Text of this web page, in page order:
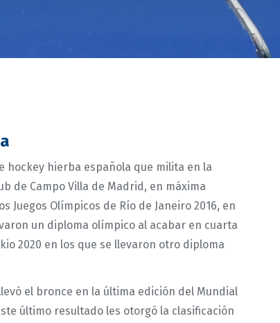
hockey hierba española que milita en la
de Campo Villa de Madrid, en máxima
Juegos Olímpicos de Río de Janeiro 2016, en
un diploma olímpico al acabar en cuarta
2020 en los que se llevaron otro diploma
el bronce en la última edición del Mundial
último resultado les otorgó la clasificación